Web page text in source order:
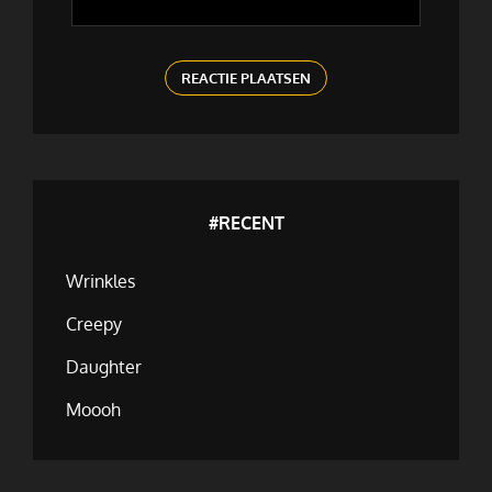
#RECENT
Wrinkles
Creepy
Daughter
Moooh